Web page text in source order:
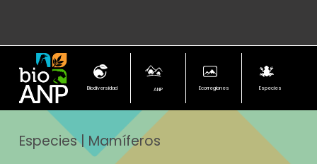
Biodiversidad ANP Ecorregiones Especies
Especies | Mamíferos